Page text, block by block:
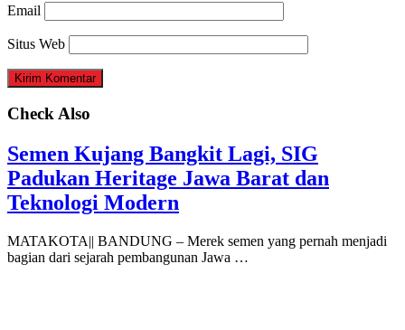
Email
Situs Web
Check Also
Semen Kujang Bangkit Lagi, SIG
Padukan Heritage Jawa Barat dan
Teknologi Modern
MATAKOTA|| BANDUNG – Merek semen yang pernah menjadi
bagian dari sejarah pembangunan Jawa …